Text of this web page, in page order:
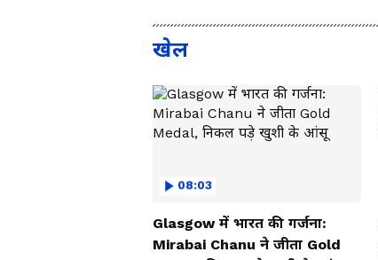
खेल
08:03
Glasgow में भारत की गर्जना:
Mirabai Chanu ने जीता Gold